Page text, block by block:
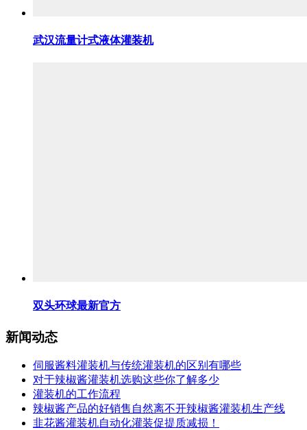
武汉流量计式液体灌装机
双头环球最新官方
新闻动态
伺服酱料灌装机与传统灌装机的区别有哪些
对于辣椒酱灌装机选购这些你了解多少
灌装机的工作流程
辣椒酱产品的好销售自然离不开辣椒酱灌装机生产线
韭花酱灌装机自动化灌装促提质减损！